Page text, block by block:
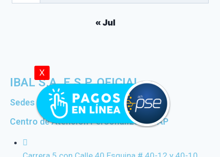
« Jul
IBAL S.A. E.S.P. OFICIAL
Sedes y Horarios
Centro de Atención Personalizado CAP
X